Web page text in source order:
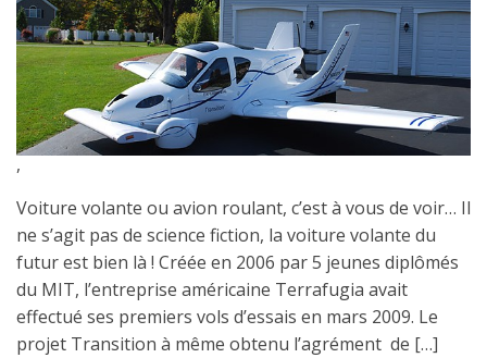
,
Voiture volante ou avion roulant, c’est à vous de voir… Il
ne s’agit pas de science fiction, la voiture volante du
futur est bien là ! Créée en 2006 par 5 jeunes diplômés
du MIT, l’entreprise américaine Terrafugia avait
effectué ses premiers vols d’essais en mars 2009. Le
projet Transition à même obtenu l’agrément de […]